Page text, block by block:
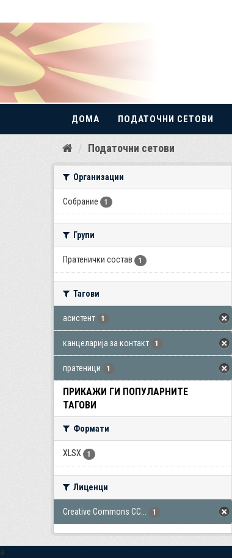
Прескокнете
ДОМА ПОДАТОЧНИ СЕТОВИ
Податочни сетови
Организации
Собрание 1
Групи
Пратенички состав 1
Тагови
асистент 1
канцеларија за контакт 1
пратеници 1
ПРИКАЖИ ГИ ПОПУЛАРНИТЕ
ТАГОВИ
Формати
XLSX 1
Лиценци
Creative Commons CC... 1
a